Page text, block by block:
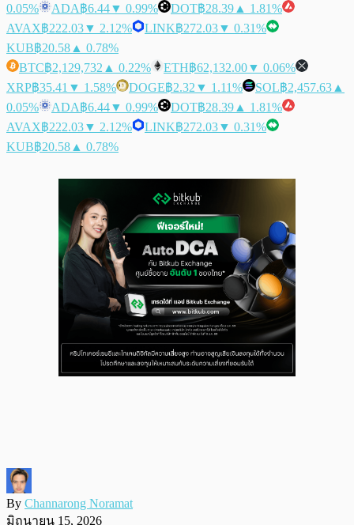
0.05%
ADA฿6.44▼ 0.99% DOT฿28.39 ▲ 1.81%
AVAX฿222.03▼ 2.12% LINK฿272.03▼ 0.31%
KUB฿20.58 ▲ 0.78%
BTC฿2,129,732 ▲ 0.22% ETH฿62,132.00▼ 0.06%
XRP฿35.41 ▼ 1.58% DOGE฿2.32 ▼ 1.11% SOL฿2,457.63 ▲
0.05%
ADA฿6.44▼ 0.99% DOT฿28.39 ▲ 1.81%
AVAX฿222.03▼ 2.12% LINK฿272.03▼ 0.31%
KUB฿20.58 ▲ 0.78%
By Channarong Noramat
มิถุนายน 15, 2026